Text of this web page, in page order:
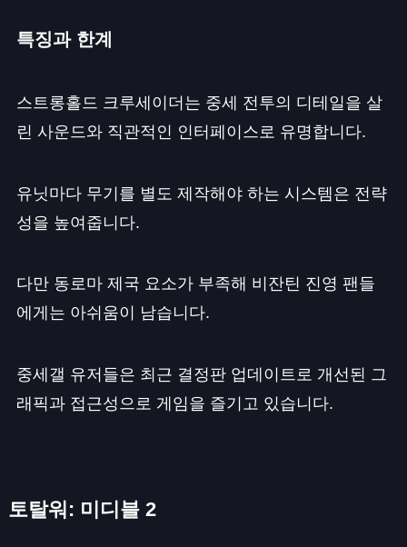
특징과 한계
스트롱홀드 크루세이더는 중세 전투의 디테일을 살
린 사운드와 직관적인 인터페이스로 유명합니다.
유닛마다 무기를 별도 제작해야 하는 시스템은 전략
성을 높여줍니다.
다만 동로마 제국 요소가 부족해 비잔틴 진영 팬들
에게는 아쉬움이 남습니다.
중세갤 유저들은 최근 결정판 업데이트로 개선된 그
래픽과 접근성으로 게임을 즐기고 있습니다.
토탈워: 미디블 2